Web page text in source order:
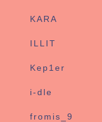
KARA
ILLIT
Kep1er
i-dle
fromis_9